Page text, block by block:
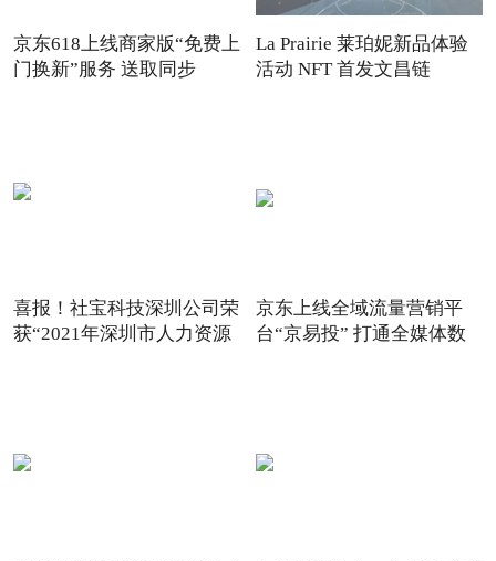
京东618上线商家版“免费上
门换新”服务 送取同步
La Prairie 莱珀妮新品体验
活动 NFT 首发文昌链
喜报！社宝科技深圳公司荣
获“2021年深圳市人力资源
京东上线全域流量营销平
台“京易投” 打通全媒体数